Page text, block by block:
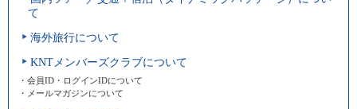
て
海外旅行について
KNTメンバーズクラブについて
・会員ID・ログインIDについて
・メールマガジンについて